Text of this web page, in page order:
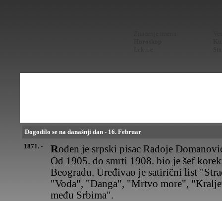
Dogodilo se na današnji dan - 16. Februar
1871. -
Rođen je srpski pisac Radoje Domanović, najveći srpski satiričar,
Od 1905. do smrti 1908. bio je šef
Beogradu. Uređivao je satirični list
"Vođa", "Danga", "Mrtvo more",
među Srbima".